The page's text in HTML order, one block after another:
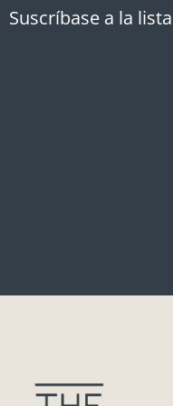
Suscríbase a la